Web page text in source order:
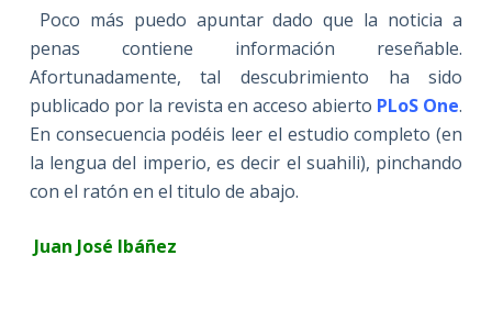
Poco más puedo apuntar dado que la noticia a
penas contiene información reseñable.
Afortunadamente, tal descubrimiento ha sido
publicado por la revista en acceso abierto PLoS One.
En consecuencia podéis leer el estudio completo (en
la lengua del imperio, es decir el suahili), pinchando
con el ratón en el titulo de abajo.
Juan José Ibáñez